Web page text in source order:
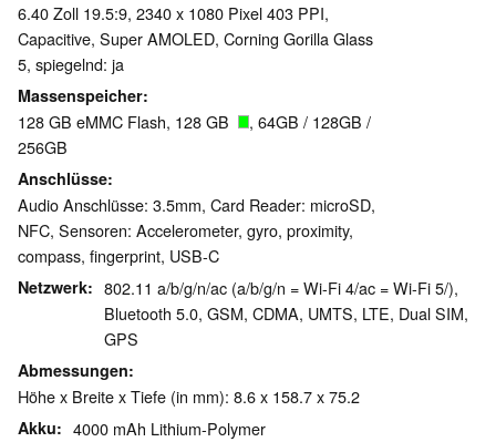
6.40 Zoll 19.5:9, 2340 x 1080 Pixel 403 PPI,
Capacitive, Super AMOLED, Corning Gorilla Glass
5, spiegelnd: ja
Massenspeicher
128 GB eMMC Flash, 128 GB
, 64GB / 128GB /
256GB
Anschlüsse
Audio Anschlüsse: 3.5mm, Card Reader: microSD,
NFC, Sensoren: Accelerometer, gyro, proximity,
compass, fingerprint, USB-C
Netzwerk
802.11 a/b/g/n/ac (a/b/g/n = Wi-Fi 4/ac = Wi-Fi 5/),
Bluetooth 5.0, GSM, CDMA, UMTS, LTE, Dual SIM,
GPS
Abmessungen
Höhe x Breite x Tiefe (in mm): 8.6 x 158.7 x 75.2
Akku 4000 mAh Lithium-Polymer